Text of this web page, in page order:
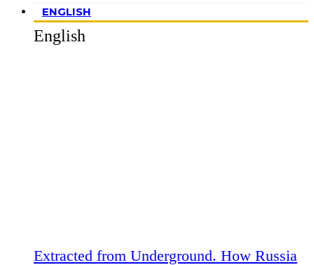
ENGLISH
English
Extracted from Underground. How Russia